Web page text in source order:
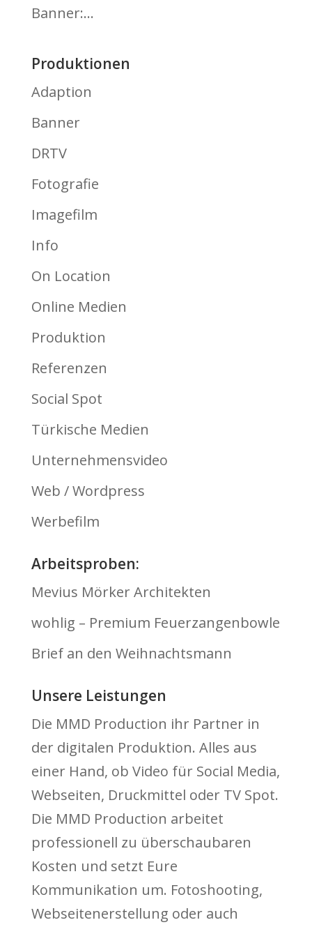
Banner:...
Produktionen
Adaption
Banner
DRTV
Fotografie
Imagefilm
Info
On Location
Online Medien
Produktion
Referenzen
Social Spot
Türkische Medien
Unternehmensvideo
Web / Wordpress
Werbefilm
Arbeitsproben:
Mevius Mörker Architekten
wohlig – Premium Feuerzangenbowle
Brief an den Weihnachtsmann
Unsere Leistungen
Die MMD Production ihr Partner in
der digitalen Produktion. Alles aus
einer Hand, ob Video für Social Media,
Webseiten, Druckmittel oder TV Spot.
Die MMD Production arbeitet
professionell zu überschaubaren
Kosten und setzt Eure
Kommunikation um. Fotoshooting,
Webseitenerstellung oder auch